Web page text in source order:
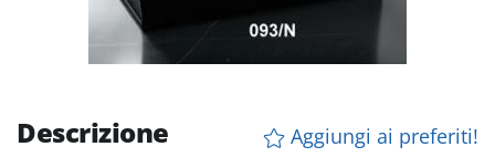
Descrizione
Aggiungi ai preferiti!